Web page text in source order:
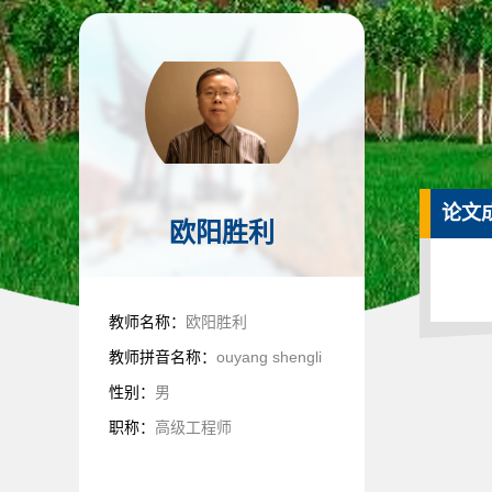
欧阳胜利
教师名称：
欧阳胜利
教师拼音名称： ouyang shengli
性别： 男
职称： 高级工程师
论文